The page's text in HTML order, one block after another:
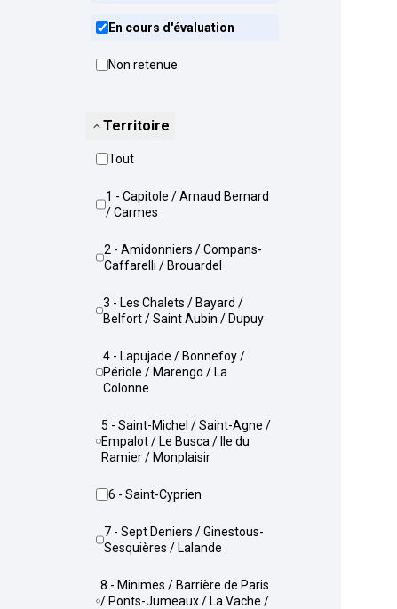
En cours d'évaluation
Non retenue
Territoire
Tout
1 - Capitole / Arnaud Bernard
/ Carmes
2 - Amidonniers / Compans-
Caffarelli / Brouardel
3 - Les Chalets / Bayard /
Belfort / Saint Aubin / Dupuy
4 - Lapujade / Bonnefoy /
Périole / Marengo / La
Colonne
5 - Saint-Michel / Saint-Agne /
Empalot / Le Busca / Ile du
Ramier / Monplaisir
6 - Saint-Cyprien
7 - Sept Deniers / Ginestous-
Sesquières / Lalande
8 - Minimes / Barrière de Paris
/ Ponts-Jumeaux / La Vache /